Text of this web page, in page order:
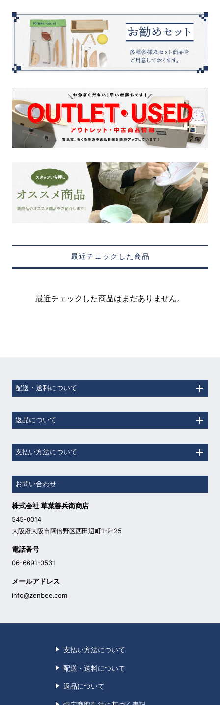
最近チェックした商品
最近チェックした商品はまだありません。
配送・送料について
返品について
支払い方法について
お問い合わせ
株式会社 草葉善兵衛商店
545-0014
大阪府大阪市阿倍野区西田辺町1-9-25
電話番号
06-6691-0531
メールアドレス
info@zenbee.com
支払い方法について
配送・送料について
返品について